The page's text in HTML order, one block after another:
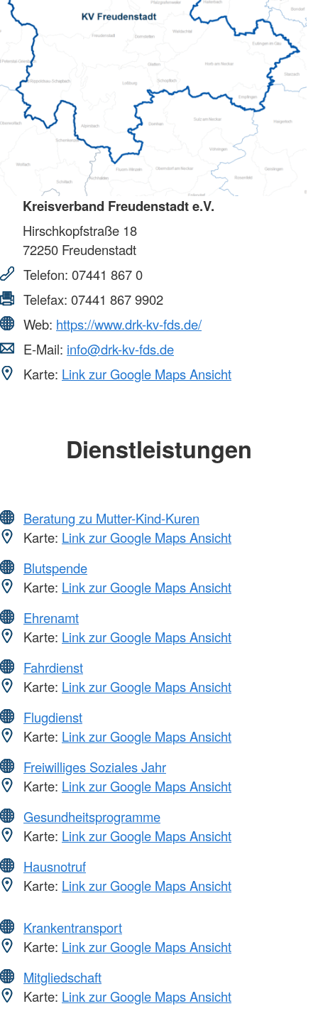
Kreisverband Freudenstadt e.V.
Hirschkopfstraße 18
72250 Freudenstadt
Telefon: 07441 867 0
Telefax: 07441 867 9902
Web: https://www.drk-kv-fds.de/
E-Mail: info@drk-kv-fds.de
Karte: Link zur Google Maps Ansicht
Dienstleistungen
Beratung zu Mutter-Kind-Kuren
Karte: Link zur Google Maps Ansicht
Blutspende
Karte: Link zur Google Maps Ansicht
Ehrenamt
Karte: Link zur Google Maps Ansicht
Fahrdienst
Karte: Link zur Google Maps Ansicht
Flugdienst
Karte: Link zur Google Maps Ansicht
Freiwilliges Soziales Jahr
Karte: Link zur Google Maps Ansicht
Gesundheitsprogramme
Karte: Link zur Google Maps Ansicht
Hausnotruf
Karte: Link zur Google Maps Ansicht
Krankentransport
Karte: Link zur Google Maps Ansicht
Mitgliedschaft
Karte: Link zur Google Maps Ansicht